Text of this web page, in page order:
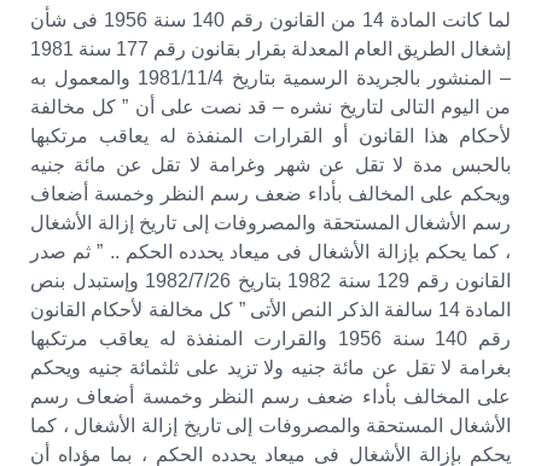
لما كانت المادة 14 من القانون رقم 140 سنة 1956 فى شأن
إشغال الطريق العام المعدلة بقرار بقانون رقم 177 سنة 1981
– المنشور بالجريدة الرسمية بتاريخ 1981/11/4 والمعمول به
من اليوم التالى لتاريخ نشره – قد نصت على أن ” كل مخالفة
لأحكام هذا القانون أو القرارات المنفذة له يعاقب مرتكبها
بالحبس مدة لا تقل عن شهر وغرامة لا تقل عن مائة جنيه
ويحكم على المخالف بأداء ضعف رسم النظر وخمسة أضعاف
رسم الأشغال المستحقة والمصروفات إلى تاريخ إزالة الأشغال
، كما يحكم بإزالة الأشغال فى ميعاد يحدده الحكم .. ” ثم صدر
القانون رقم 129 سنة 1982 بتاريخ 1982/7/26 وإستبدل بنص
المادة 14 سالفة الذكر النص الأتى ” كل مخالفة لأحكام القانون
رقم 140 سنة 1956 والقرارت المنفذة له يعاقب مرتكبها
بغرامة لا تقل عن مائة جنيه ولا تزيد على ثلثمائة جنيه ويحكم
على المخالف بأداء ضعف رسم النظر وخمسة أضعاف رسم
الأشغال المستحقة والمصروفات إلى تاريخ إزالة الأشغال ، كما
يحكم بإزالة الأشغال فى ميعاد يحدده الحكم ، بما مؤداه أن